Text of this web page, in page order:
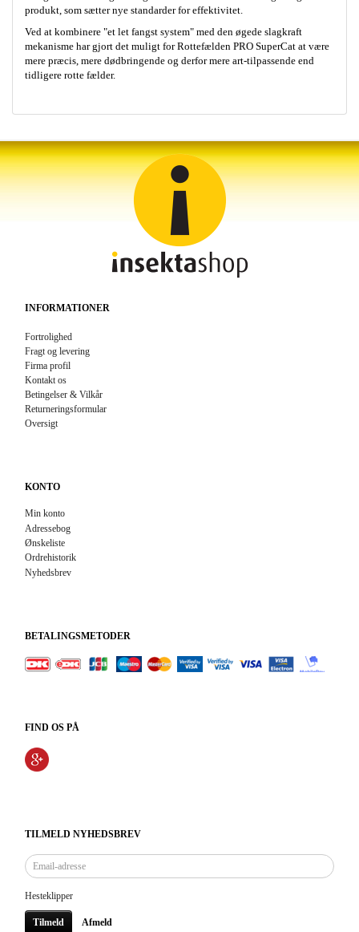
produkt, som sætter nye standarder for effektivitet.
Ved at kombinere "et let fangst system" med den øgede slagkraft
mekanisme har gjort det muligt for Rottefælden PRO SuperCat at være
mere præcis, mere dødbringende og derfor mere art-tilpassende end
tidligere rotte fælder.
INFORMATIONER
Fortrolighed
Fragt og levering
Firma profil
Kontakt os
Betingelser & Vilkår
Returneringsformular
Oversigt
KONTO
Min konto
Adressebog
Ønskeliste
Ordrehistorik
Nyhedsbrev
BETALINGSMETODER
FIND OS PÅ
TILMELD NYHEDSBREV
Email-
adresse
Hesteklipper
Tilmeld Afmeld